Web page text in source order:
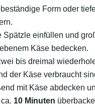
Form oder
Spätzle einfüllen und
Käse bedecken.
bis dreimal
der Käse verbraucht
mit Käse abdecken
10 Minuten